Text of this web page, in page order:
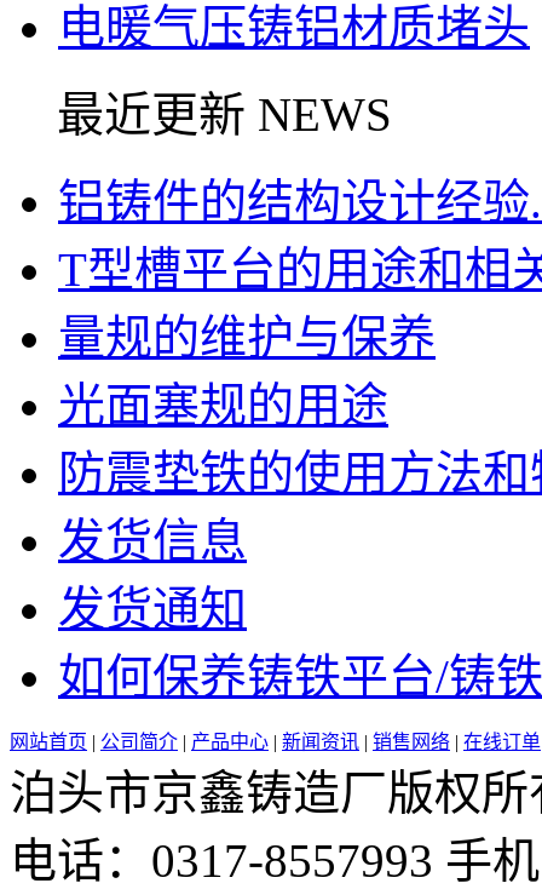
电暖气压铸铝材质堵头
最近更新 NEWS
铝铸件的结构设计经验
T型槽平台的用途和相
量规的维护与保养
光面塞规的用途
防震垫铁的使用方法和
发货信息
发货通知
如何保养铸铁平台/铸
网站首页 | 公司简介 | 产品中心 | 新闻资讯 | 销售网络 | 在线订单
泊头市京鑫铸造厂版权所
电话：0317-8557993 手